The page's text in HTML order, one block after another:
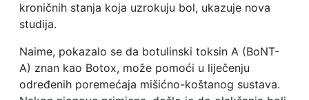
kroničnih stanja koja uzrokuju bol, ukazuje nova
studija.
Naime, pokazalo se da botulinski toksin A (BoNT-
A) znan kao Botox, može pomoći u liječenju
određenih poremećaja mišićno-koštanog sustava.